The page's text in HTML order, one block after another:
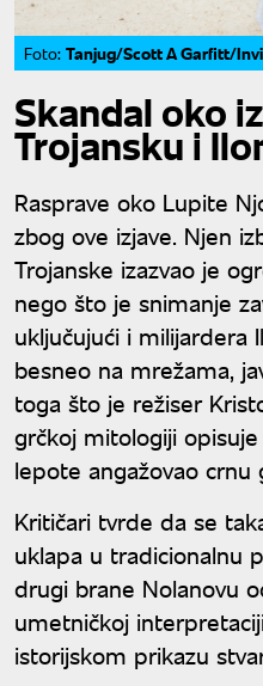
Foto: Tanjug/Scott A Garfitt/
Skandal oko
Trojansku i
Rasprave oko Lupite
zbog ove izjave. Njen
Trojanske izazvao je
nego što je snimanje
uključujući i milijardera
besneo na mrežama,
toga što je režiser
grčkoj mitologiji
lepote angažovao crnu
Kritičari tvrde da se
uklapa u tradicionalnu
drugi brane Nolanovu
umetničkoj
istorijskom prikazu